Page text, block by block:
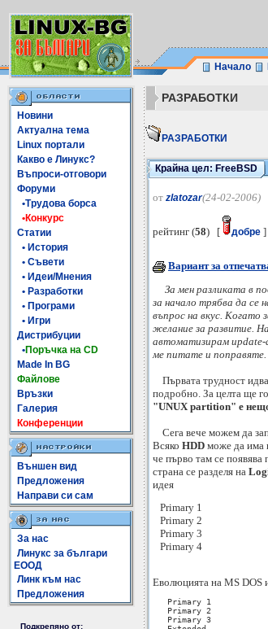
Начало
Новини
Актуална тема
Linux портали
Какво е Линукс?
Въпроси-отговори
Форуми
•Трудова борса
•Конкурс
Статии
• История
• Съвети
• Идеи/Мнения
• Разработки
• Програми
• Игри
Дистрибуции
•Поръчка на CD
Made In BG
Файлове
Връзки
Галерия
Конференции
Външен вид
Предложения
Направи си сам
За нас
Линукс за българи
ЕООД
Линк към нас
Предложения
Подкрепяно от:
РАЗРАБОТКИ
РАЗРАБОТКИ
Крайна цел: FreeBSD
от zlatozar(24-02-2006)
рейтинг (58) [ добре
Вариант за
За мен разликата в
за начало трябва да се
въпрос на вкус. Когато
желание за развитие.
автоматизирам update-
ме питате и поправяте.
Първата трудност
подробно. За целта ще
"UNUX partition" е
Сега вече можем да
Всяко HDD може да има
че първо там се появява
страна се разделя на
идея
   Primary 1
   Primary 2
   Primary 3
   Primary 4
Еволюцията на MS DOS
   Primary 1
   Primary 2
   Primary 3